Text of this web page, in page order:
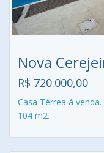
Nova
R$ 720.000,00
Casa Térrea à
104 m2.